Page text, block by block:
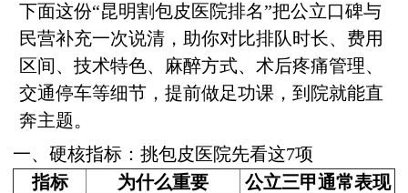
下面这份“昆明割包皮医院排名”把公立口碑与
民营补充一次说清，助你对比排队时长、费用
区间、技术特色、麻醉方式、术后疼痛管理、
交通停车等细节，提前做足功课，到院就能直
奔主题。
一、硬核指标：挑包皮医院先看这7项
指标
为什么重要 公立三甲通常表现